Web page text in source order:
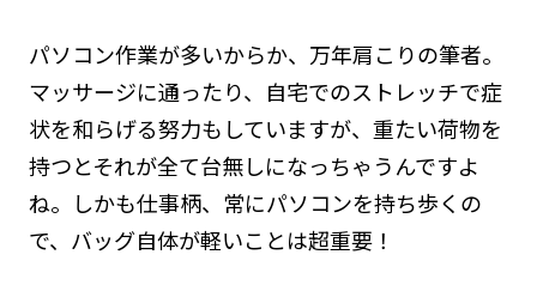
パソコン作業が多いからか、万年肩こりの筆者。
マッサージに通ったり、自宅でのストレッチで症
状を和らげる努力もしていますが、重たい荷物を
持つとそれが全て台無しになっちゃうんですよ
ね。しかも仕事柄、常にパソコンを持ち歩くの
で、バッグ自体が軽いことは超重要！